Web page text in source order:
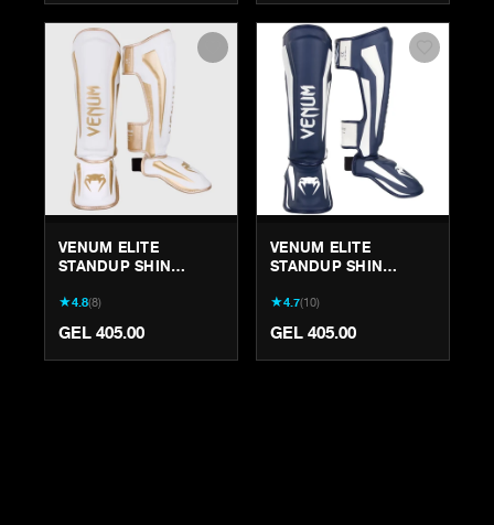
VENUM ELITE
STANDUP SHIN
WHITE/GOLD | MUAY
THAI & MMA GEAR
★4.8(8)
GEL 405.00
VENUM ELITE
STANDUP SHIN
WHITE/NAVY BLUE
★4.7(10)
GEL 405.00